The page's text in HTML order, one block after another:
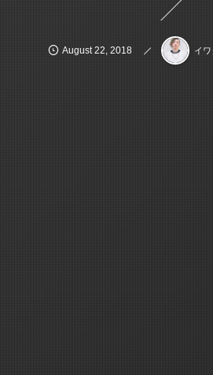
August 22 2018 イ